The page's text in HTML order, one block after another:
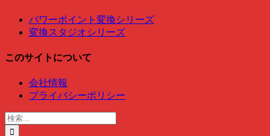
パワーポイント変換シリーズ
変換スタジオシリーズ
このサイトについて
会社情報
プライバシーポリシー
検
索